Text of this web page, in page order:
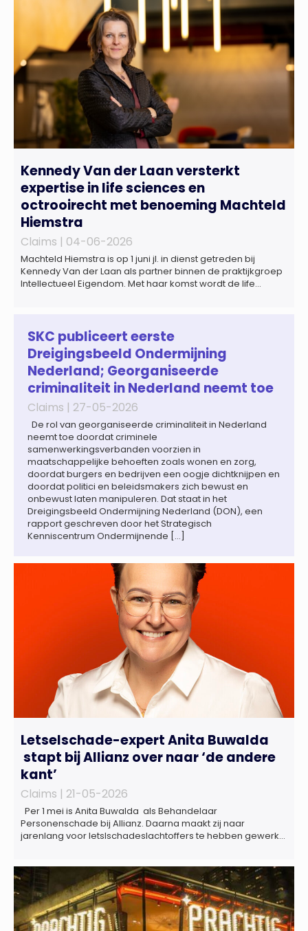
Kennedy Van der Laan versterkt
expertise in life sciences en
octrooirecht met benoeming Machteld
Hiemstra
Claims | 04-06-2026
Machteld Hiemstra is op 1 juni jl. in dienst getreden bij
Kennedy Van der Laan als partner binnen de praktijkgroep
Intellectueel Eigendom. Met haar komst wordt de life
regelgeving relevant voor de life sciences sector en de […]
SKC publiceert eerste
Dreigingsbeeld Ondermijning
Nederland; Georganiseerde
criminaliteit in Nederland neemt toe
Claims | 27-05-2026
De rol van georganiseerde criminaliteit in Nederland
neemt toe doordat criminele
samenwerkingsverbanden voorzien in
maatschappelijke behoeften zoals wonen en zorg,
doordat burgers en bedrijven een oogje dichtknijpen en
doordat politici en beleidsmakers zich bewust en
onbewust laten manipuleren. Dat staat in het
Dreigingsbeeld Ondermijning Nederland (DON), een
rapport geschreven door het Strategisch
Kenniscentrum Ondermijnende […]
Letselschade-expert Anita Buwalda
stapt bij Allianz over naar ‘de andere
kant’
Claims | 21-05-2026
Per 1 mei is Anita Buwalda als Behandelaar
Personenschade bij Allianz. Daarna maakt zij naar
jarenlang voor letslschadeslachtoffers te hebben gewerkt
naam van Buwalda Letselschade, waarin zij onder meer
werkzaam was voor ZLM, Ard Korevaar Personenschade,
Overtoom […]